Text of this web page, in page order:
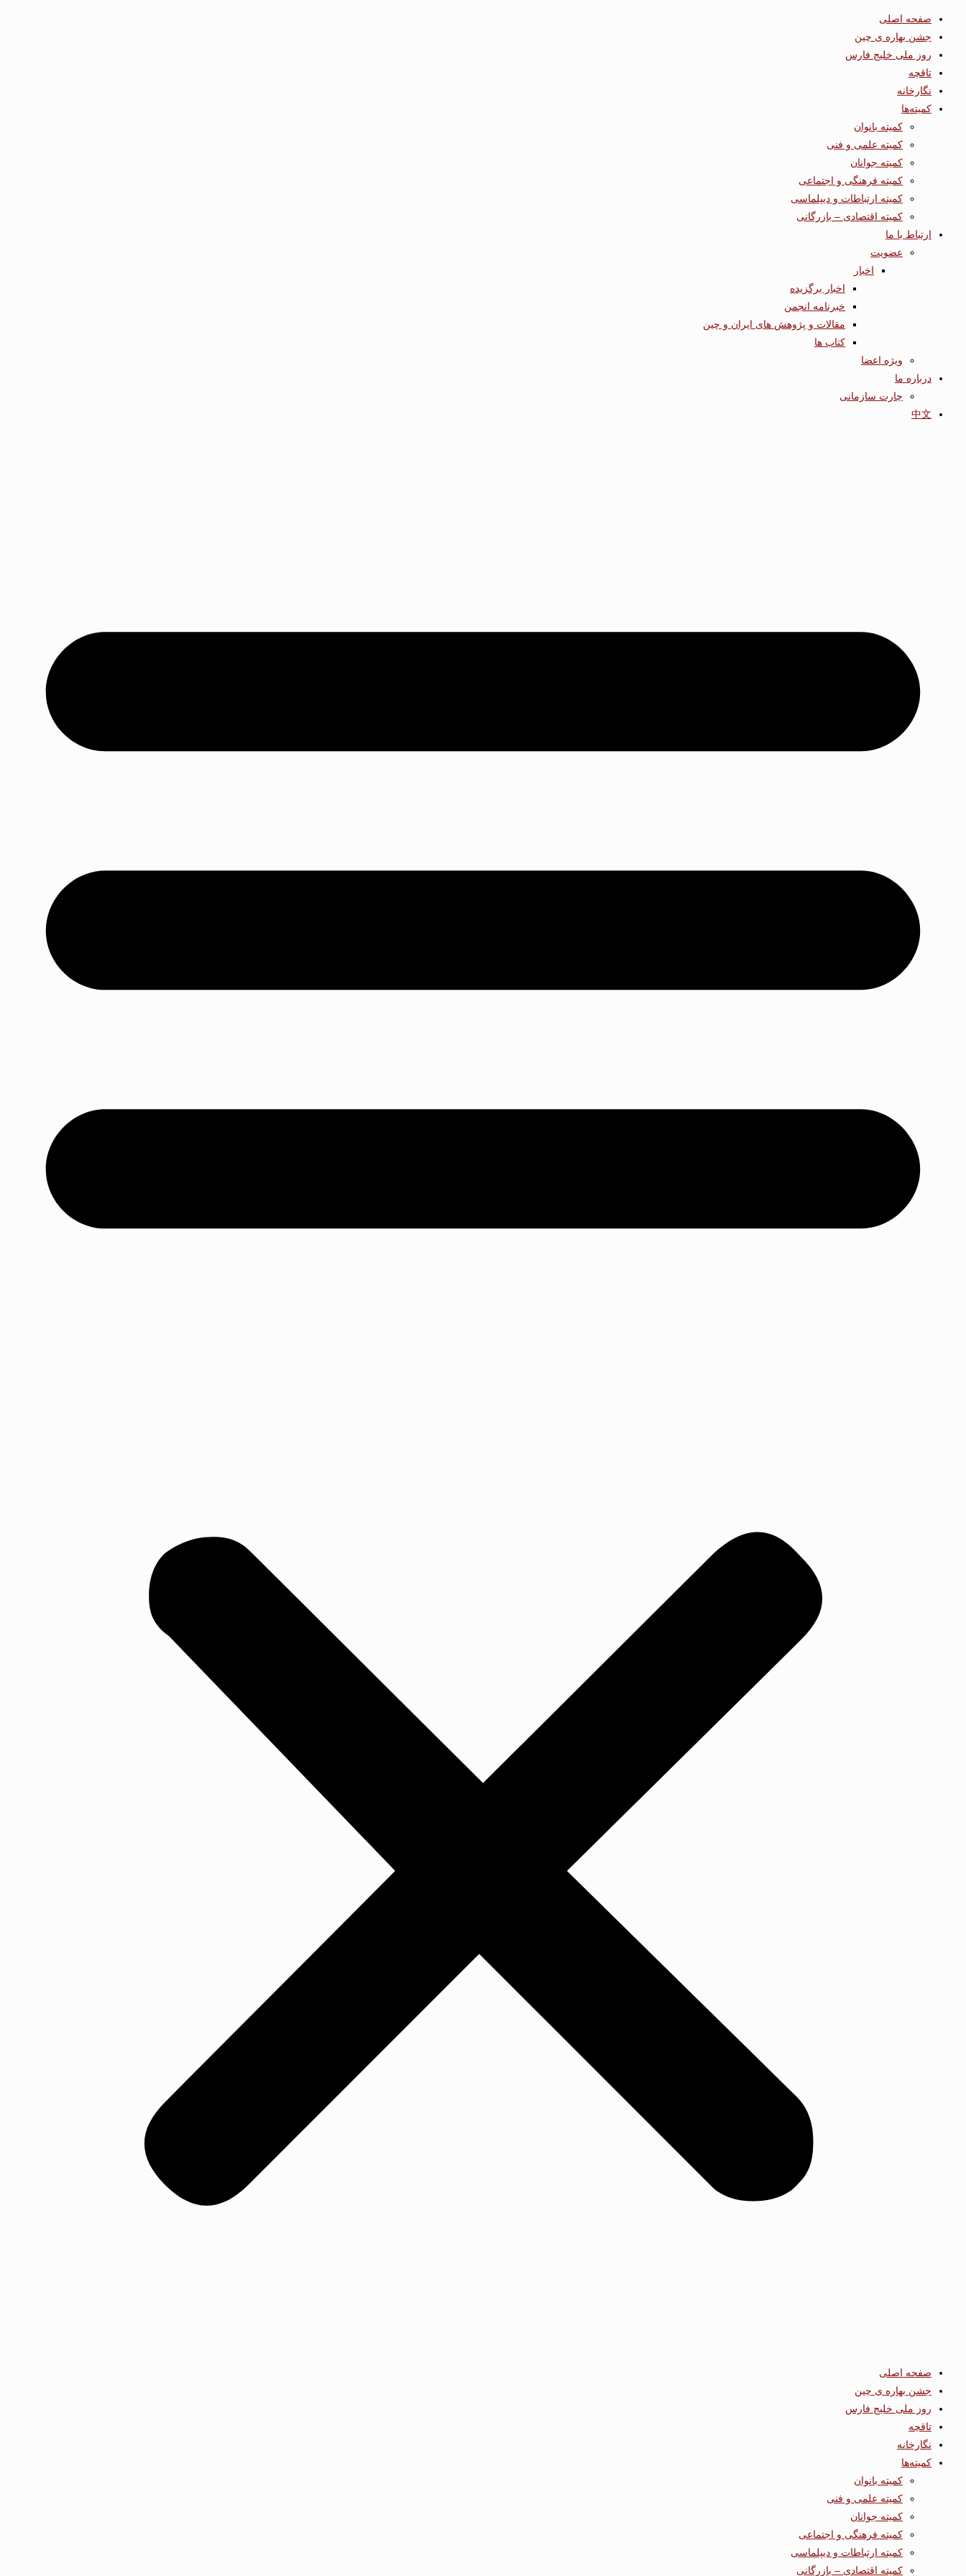
صفحه اصلی
جشن بهاره ی چین
روز ملی خلیج فارس
تاقچه
نگارخانه
کمیته‌ها
کمیته بانوان
کمیته علمی و فنی
کمیته جوانان
کمیته فرهنگی و اجتماعی
کمیته ارتباطات و دیپلماسی
کمیته اقتصادی – بازرگانی
ارتباط با ما
عضویت
اخبار
اخبار برگزیده
خبرنامه انجمن
مقالات و پژوهش های ایران و چین
کتاب ها
ویژه اعضا
درباره ما
چارت سازمانی
中文
صفحه اصلی
جشن بهاره ی چین
روز ملی خلیج فارس
تاقچه
نگارخانه
کمیته‌ها
کمیته بانوان
کمیته علمی و فنی
کمیته جوانان
کمیته فرهنگی و اجتماعی
کمیته ارتباطات و دیپلماسی
کمیته اقتصادی – بازرگانی